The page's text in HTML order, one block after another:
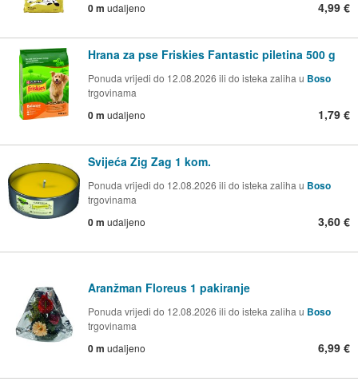
0 m udaljeno 4,99 €
Hrana za pse Friskies Fantastic piletina 500 g
Ponuda vrijedi do 12.08.2026 ili do isteka zaliha u Boso
trgovinama
0 m udaljeno 1,79 €
Svijeća Zig Zag 1 kom.
Ponuda vrijedi do 12.08.2026 ili do isteka zaliha u Boso
trgovinama
0 m udaljeno 3,60 €
Aranžman Floreus 1 pakiranje
Ponuda vrijedi do 12.08.2026 ili do isteka zaliha u Boso
trgovinama
0 m udaljeno 6,99 €